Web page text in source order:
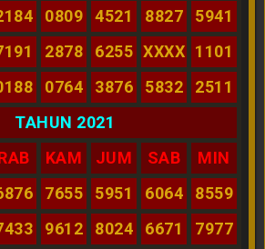
0809 4521 8827
5941
2878 6255 XXXX 1101
0764 3876 5832
2511
TAHUN 2021
KAM JUM SAB
MIN
7655 5951 6064
8559
9612 8024 6671
7977